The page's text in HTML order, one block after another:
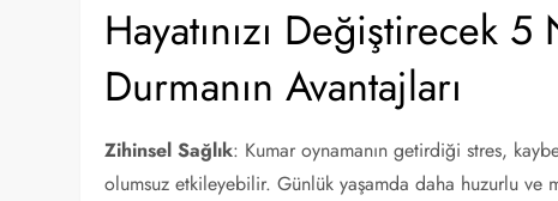
Hayatınızı Değiştirecek
Durmanın Avantajları
Zihinsel Sağlık: Kumar oynamanın getirdiği stres,
olumsuz etkileyebilir. Günlük yaşamda daha huzurlu ve